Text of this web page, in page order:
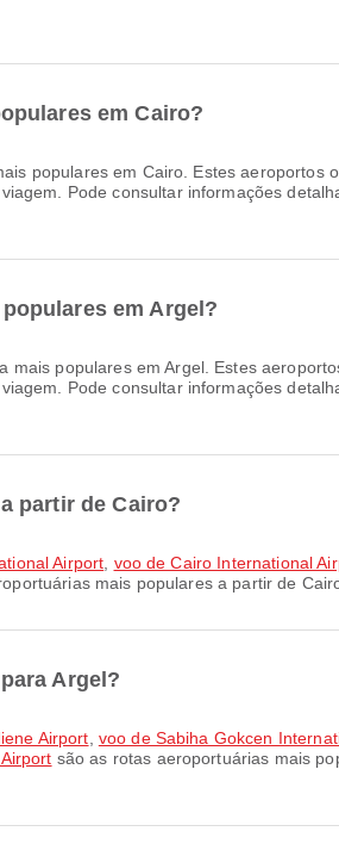
em Cairo?
populares em Cairo. Estes aeroportos
Pode consultar informações
em Argel?
mais populares em Argel. Estes
Pode consultar informações
partir de Cairo?
Airport voo de Cairo International
mais populares a partir de
Argel?
Airport voo de Sabiha Gokcen
são as rotas aeroportuárias mais